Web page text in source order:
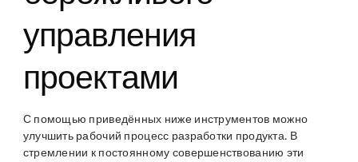
управления
проектами
С помощью приведённых ниже инструментов можно
улучшить рабочий процесс разработки продукта. В
стремлении к постоянному совершенствованию эти